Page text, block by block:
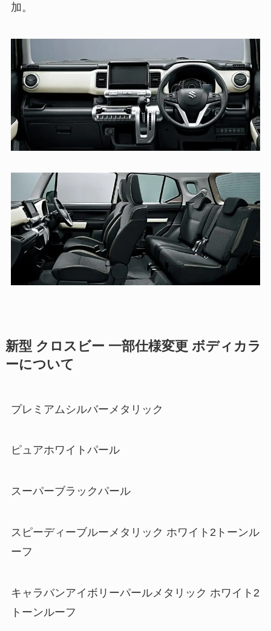
加。
新型 クロスビー 一部仕様変更 ボディカラ
ーについて
プレミアムシルバーメタリック
ピュアホワイトパール
スーパーブラックパール
スピーディーブルーメタリック ホワイト2トーンル
ーフ
キャラバンアイボリーパールメタリック ホワイト2
トーンルーフ